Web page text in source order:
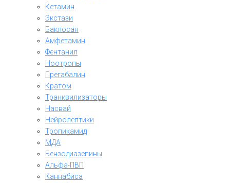
Кетамин
Экстази
Баклосан
Амфетамин
Фентанил
Ноотропы
Прегабалин
Кратом
Транквилизаторы
Насвай
Нейролептики
Тропикамид
МДА
Бензодиазепины
Альфа-ПВП
Каннабиса